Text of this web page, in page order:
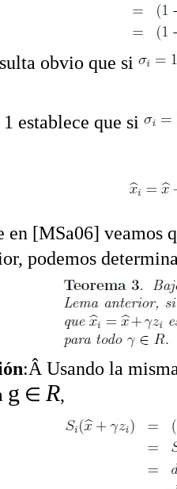
obvio que si
establece que si
[MSa06] veamos
podemos
:Â Usando la
g ∈ R,